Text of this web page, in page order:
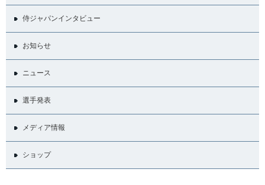
侍ジャパンインタビュー
お知らせ
ニュース
選手発表
メディア情報
ショップ